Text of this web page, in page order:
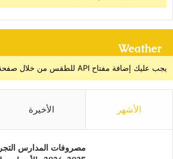
Weather
يجب عليك إضافة مفتاح API للطقس من خلال صفحة إعدادات القالب > الدمج
الأشهر الأخيرة
مصروفات المدارس